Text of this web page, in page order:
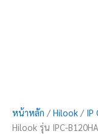
หน้าหลัก / Hilook / IP
Hilook รุ่น IPC-